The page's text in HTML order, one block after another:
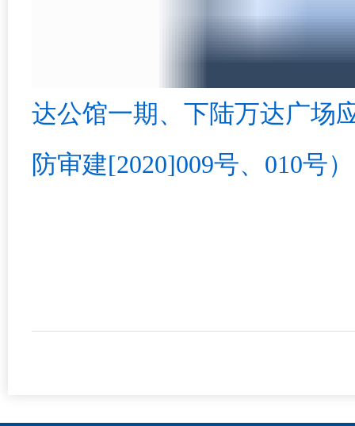
达公馆一期、下陆万达广场
防审建[2020]009号、010号